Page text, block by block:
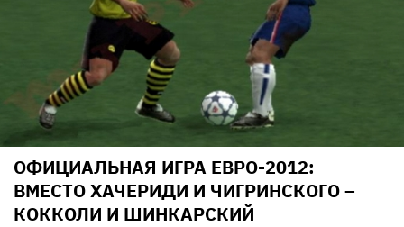
ОФИЦИАЛЬНАЯ ИГРА ЕВРО-2012:
ВМЕСТО ХАЧЕРИДИ И ЧИГРИНСКОГО –
КОККОЛИ И ШИНКАРСКИЙ